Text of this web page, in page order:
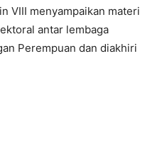
VIII menyampaikan materi
antar lembaga
Perempuan dan diakhiri